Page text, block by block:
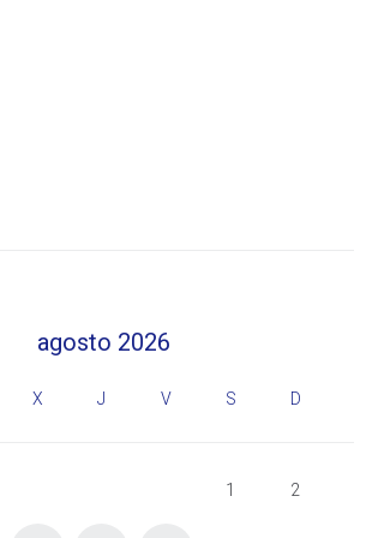
agosto 2026
X J V S D
1 2